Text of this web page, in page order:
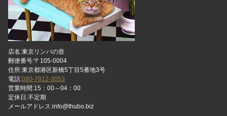
店名:東京リンパの壺
郵便番号:〒105-0004
住所:東京都港区新橋5丁目5番地3号
電話:080-7812-3053
営業時間:15：00～04：00
定休日:不定期
メールアドレス:info@thubo.biz